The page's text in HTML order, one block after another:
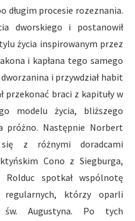
długim procesie rozeznania.
dworskiego i postanowił
życia inspirowanym przez
i kapłana tego samego
i przywdział habit
przekonać braci z kapituły w
modelu życia, bliższego
próżno. Następnie Norbert
się z różnymi doradcami
Cono z Siegburga,
spotkał wspólnotę
regularnych, którzy oparli
Augustyna. Po tych